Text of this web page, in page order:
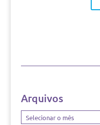
Arquivos
Arquivos